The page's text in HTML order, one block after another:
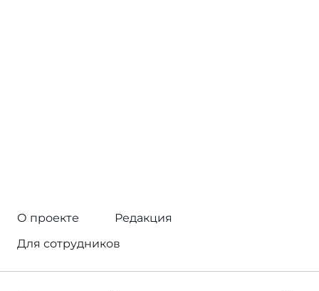
О проекте
Редакция
Для сотрудников